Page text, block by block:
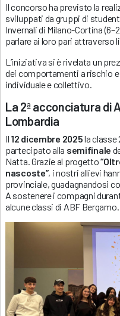
Il concorso ha previsto la
sviluppati da gruppi di
Invernali di Milano-Cortina
parlare ai loro pari attraverso
L’iniziativa si è rivelata un
dei comportamenti a rischio
individuale e collettivo.
La 2ª acconciatura di
Lombardia
Il 12 dicembre 2025la classe
partecipato alla semifinale
Natta. Grazie al progetto
nascoste”, i nostri allievi
provinciale, guadagnandosi
A sostenere i compagni
alcune classi di ABF Bergamo.